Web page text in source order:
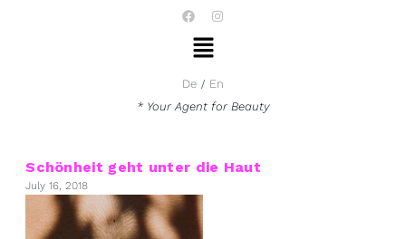
F
a
c
e
b
o
I
n
r
m
Menu
De
En
* Your Agent for Beauty
Schönheit geht unter die Haut
July 16, 2018